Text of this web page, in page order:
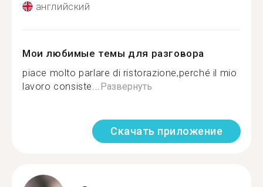
английский
Мои любимые темы для разговора
piace molto parlare di ristorazione,perché il mio
lavoro consiste... Развернуть
Скачать приложение